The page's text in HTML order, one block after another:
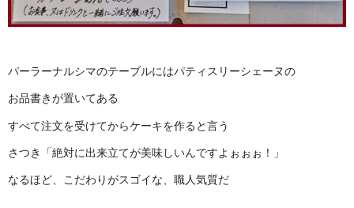
パーラーナルシマのテーブルにはパティスリーシェーヌの
お品書きが置いてある
すべて注文を受けてからケーキを作ると言う
さつき「絶対に出来立てが美味しいんですよぉぉぉ！」
なるほど、こだわりがスゴイな、職人気質だ